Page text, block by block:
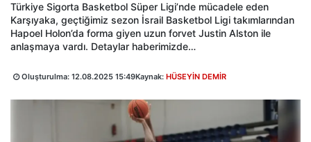
Türkiye Sigorta Basketbol Süper Ligi’nde mücadele eden
Karşıyaka, geçtiğimiz sezon İsrail Basketbol Ligi takımlarından
Hapoel Holon’da forma giyen uzun forvet Justin Alston ile
anlaşmaya vardı. Detaylar haberimizde…
Oluşturulma: 12.08.2025 15:49Kaynak: HÜSEYİN DEMİR